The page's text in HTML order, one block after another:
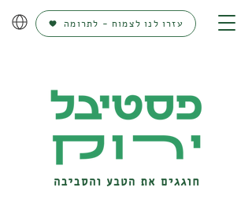
עזרו לנו לצמוח - לתרומה